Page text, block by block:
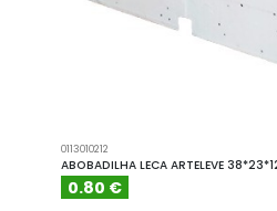
0113010212
ABOBADILHA LECA ARTELEVE
0.80 €